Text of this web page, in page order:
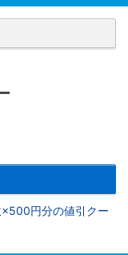
円分の値引クー